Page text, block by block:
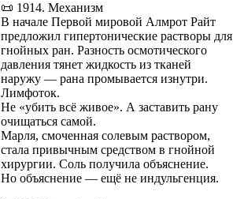
📜 1914. Механизм
В начале Первой мировой Алмрот Райт
предложил гипертонические растворы для
гнойных ран. Разность осмотического
давления тянет жидкость из тканей
наружу — рана промывается изнутри.
Лимфоток.
Не «убить всё живое». А заставить рану
очищаться самой.
Марля, смоченная солевым раствором,
стала привычным средством в гнойной
хирургии. Соль получила объяснение.
Но объяснение — ещё не индульгенция.